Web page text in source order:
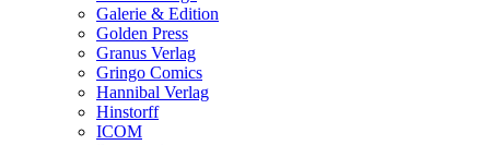
Galerie & Edition
Golden Press
Granus Verlag
Gringo Comics
Hannibal Verlag
Hinstorff
ICOM